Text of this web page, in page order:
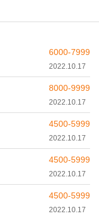
6000-7999
2022.10.17
8000-9999
2022.10.17
4500-5999
2022.10.17
4500-5999
2022.10.17
4500-5999
2022.10.17